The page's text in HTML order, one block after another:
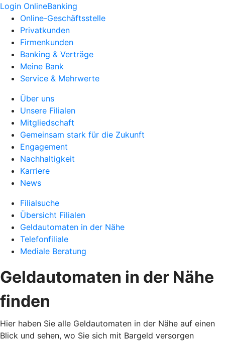
Login OnlineBanking
Online-Geschäftsstelle
Privatkunden
Firmenkunden
Banking & Verträge
Meine Bank
Service & Mehrwerte
Über uns
Unsere Filialen
Mitgliedschaft
Gemeinsam stark für die Zukunft
Engagement
Nachhaltigkeit
Karriere
News
Filialsuche
Übersicht Filialen
Geldautomaten in der Nähe
Telefonfiliale
Mediale Beratung
Geldautomaten in der Nähe
finden
Hier haben Sie alle Geldautomaten in der Nähe auf einen
Blick und sehen, wo Sie sich mit Bargeld versorgen